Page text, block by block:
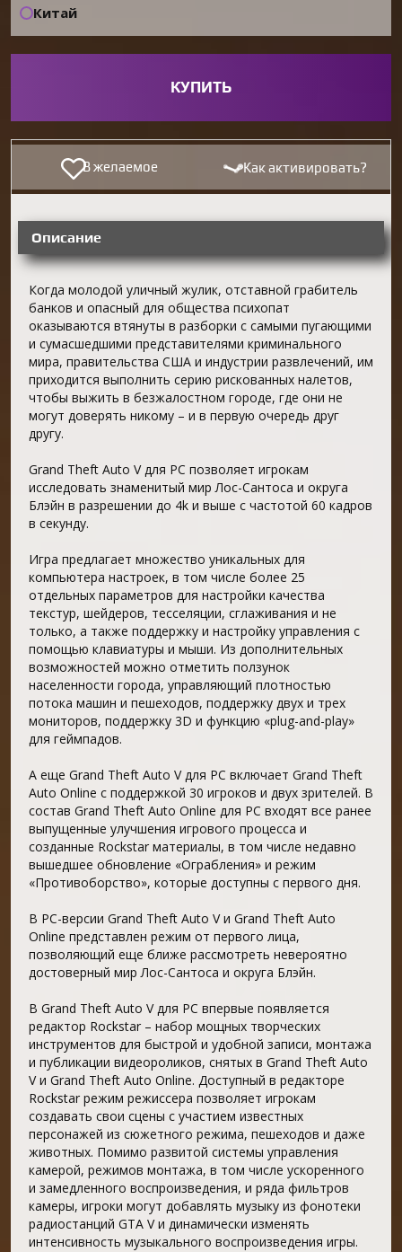
Китай
КУПИТЬ
В желаемое Как активировать?
Описание
Когда молодой уличный жулик, отставной грабитель
банков и опасный для общества психопат
оказываются втянуты в разборки с самыми пугающими
и сумасшедшими представителями криминального
мира, правительства США и индустрии развлечений, им
приходится выполнить серию рискованных налетов,
чтобы выжить в безжалостном городе, где они не
могут доверять никому – и в первую очередь друг
другу.
Grand Theft Auto V для PC позволяет игрокам
исследовать знаменитый мир Лос-Сантоса и округа
Блэйн в разрешении до 4k и выше с частотой 60 кадров
в секунду.
Игра предлагает множество уникальных для
компьютера настроек, в том числе более 25
отдельных параметров для настройки качества
текстур, шейдеров, тесселяции, сглаживания и не
только, а также поддержку и настройку управления с
помощью клавиатуры и мыши. Из дополнительных
возможностей можно отметить ползунок
населенности города, управляющий плотностью
потока машин и пешеходов, поддержку двух и трех
мониторов, поддержку 3D и функцию «plug-and-play»
для геймпадов.
А еще Grand Theft Auto V для PC включает Grand Theft
Auto Online с поддержкой 30 игроков и двух зрителей. В
состав Grand Theft Auto Online для PC входят все ранее
выпущенные улучшения игрового процесса и
созданные Rockstar материалы, в том числе недавно
вышедшее обновление «Ограбления» и режим
«Противоборство», которые доступны с первого дня.
В PC-версии Grand Theft Auto V и Grand Theft Auto
Online представлен режим от первого лица,
позволяющий еще ближе рассмотреть невероятно
достоверный мир Лос-Сантоса и округа Блэйн.
В Grand Theft Auto V для PC впервые появляется
редактор Rockstar – набор мощных творческих
инструментов для быстрой и удобной записи, монтажа
и публикации видеороликов, снятых в Grand Theft Auto
V и Grand Theft Auto Online. Доступный в редакторе
Rockstar режим режиссера позволяет игрокам
создавать свои сцены с участием известных
персонажей из сюжетного режима, пешеходов и даже
животных. Помимо развитой системы управления
камерой, режимов монтажа, в том числе ускоренного
и замедленного воспроизведения, и ряда фильтров
камеры, игроки могут добавлять музыку из фонотеки
радиостанций GTA V и динамически изменять
интенсивность музыкального воспроизведения игры.